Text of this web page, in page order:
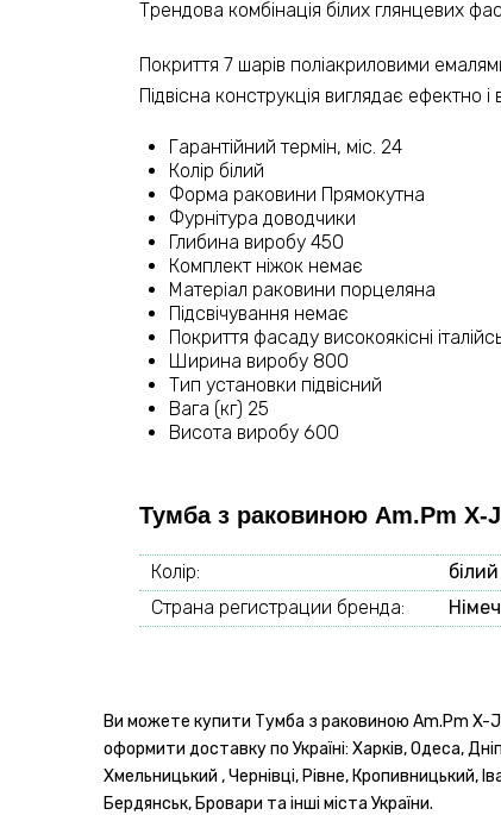
Трендова комбінація білих глянцевих
Покриття 7 шарів поліакриловими
Підвісна конструкція виглядає
Гарантійний термін, міс. 24
Колір білий
Форма раковини Прямокутна
Фурнітура доводчики
Глибина виробу 450
Комплект ніжок немає
Матеріал раковини порцеляна
Підсвічування немає
Покриття фасаду високоякісні
Ширина виробу 800
Тип установки підвісний
Вага (кг) 25
Висота виробу 600
Тумба з раковиною Am.Pm X-
Колір:
білий
Страна регистрации бренда:
Ви можете купити Тумба з раковиною Am.Pm X-
оформити доставку по Україні: Харків, Одеса,
Хмельницький , Чернівці, Рівне, Кропивницький,
Бердянськ, Бровари та інші міста України.